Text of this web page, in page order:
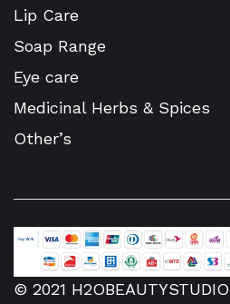
Lip Care
Soap Range
Eye care
Medicinal Herbs & Spices
Other’s
© 2021